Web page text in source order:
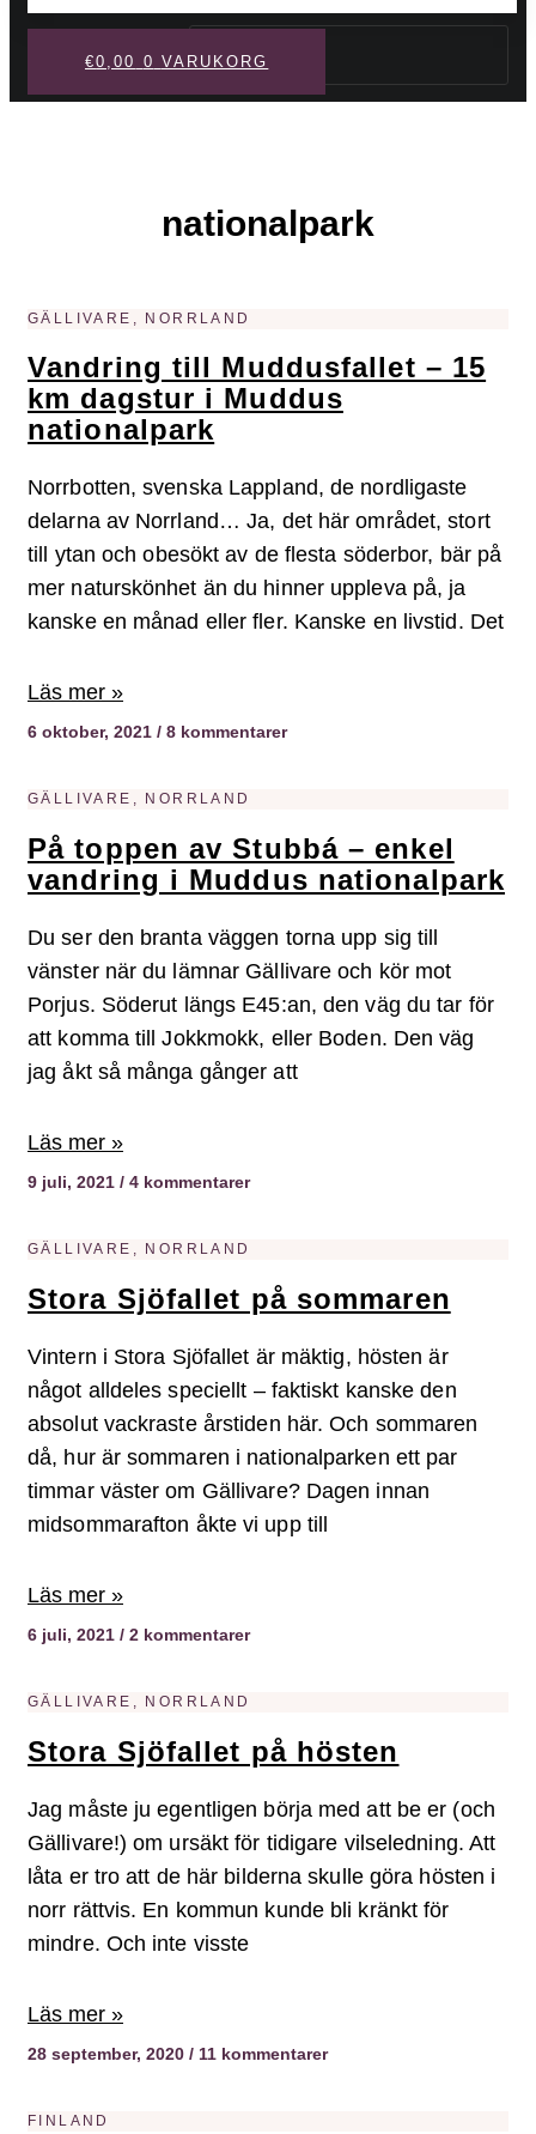
Sök
€0,00 0 VARUKORG
nationalpark
GÄLLIVARE, NORRLAND
Vandring till Muddusfallet – 15
km dagstur i Muddus
nationalpark
Norrbotten, svenska Lappland, de nordligaste
delarna av Norrland… Ja, det här området, stort
till ytan och obesökt av de flesta söderbor, bär på
mer naturskönhet än du hinner uppleva på, ja
kanske en månad eller fler. Kanske en livstid. Det
Läs mer »
6 oktober, 2021 8 kommentarer
GÄLLIVARE, NORRLAND
På toppen av Stubbá – enkel
vandring i Muddus nationalpark
Du ser den branta väggen torna upp sig till
vänster när du lämnar Gällivare och kör mot
Porjus. Söderut längs E45:an, den väg du tar för
att komma till Jokkmokk, eller Boden. Den väg
jag åkt så många gånger att
Läs mer »
9 juli, 2021 4 kommentarer
GÄLLIVARE, NORRLAND
Stora Sjöfallet på sommaren
Vintern i Stora Sjöfallet är mäktig, hösten är
något alldeles speciellt – faktiskt kanske den
absolut vackraste årstiden här. Och sommaren
då, hur är sommaren i nationalparken ett par
timmar väster om Gällivare? Dagen innan
midsommarafton åkte vi upp till
Läs mer »
6 juli, 2021 2 kommentarer
GÄLLIVARE, NORRLAND
Stora Sjöfallet på hösten
Jag måste ju egentligen börja med att be er (och
Gällivare!) om ursäkt för tidigare vilseledning. Att
låta er tro att de här bilderna skulle göra hösten i
norr rättvis. En kommun kunde bli kränkt för
mindre. Och inte visste
Läs mer »
28 september, 2020 11 kommentarer
FINLAND